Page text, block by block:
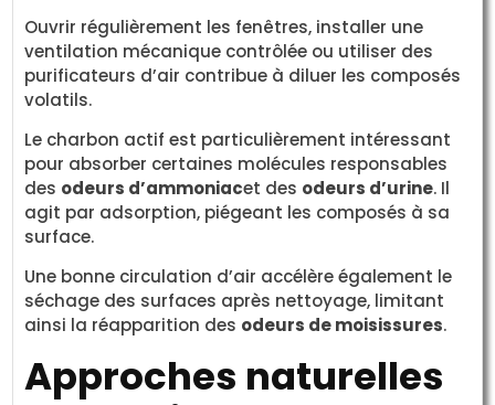
Ouvrir régulièrement les fenêtres, installer une
ventilation mécanique contrôlée ou utiliser des
purificateurs d’air contribue à diluer les composés
volatils.
Le charbon actif est particulièrement intéressant
pour absorber certaines molécules responsables
des odeurs d’ammoniacet des odeurs d’urine. Il
agit par adsorption, piégeant les composés à sa
surface.
Une bonne circulation d’air accélère également le
séchage des surfaces après nettoyage, limitant
ainsi la réapparition des odeurs de moisissures.
Approches naturelles